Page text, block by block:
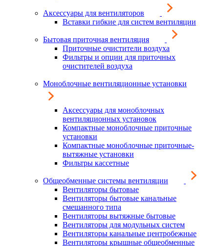
Аксессуары для вентиляторов
Вставки гибкие для систем вентиляции
Бытовая приточная вентиляция
Приточные очистители воздуха
Фильтры и опции для приточных
очистителей воздуха
Моноблочные вентиляционные установки
Аксессуары для моноблочных
вентиляционных установок
Компактные моноблочные приточные
установки
Компактные моноблочные приточные-
вытяжные установки
Фильтры кассетные
Общеобменные системы вентиляции
Вентиляторы бытовые
Вентиляторы бытовые канальные
смешанного типа
Вентиляторы вытяжные бытовые
Вентиляторы для модульных систем
Вентиляторы канальные центробежные
Вентиляторы крышные общеобменные